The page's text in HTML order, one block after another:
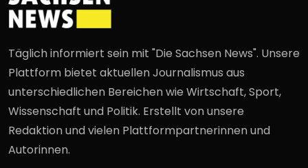
Täglich informiert sein mit "Die Sachsen News". Unsere
Plattform bietet aktuellen Journalismus aus
unterschiedlichen Bereichen wie Wirtschaft, Sport,
Wissenschaft und Politik. Erstellt von unsere
Redaktion und vielen Plattformpartnerinnen und
Autorinnen.